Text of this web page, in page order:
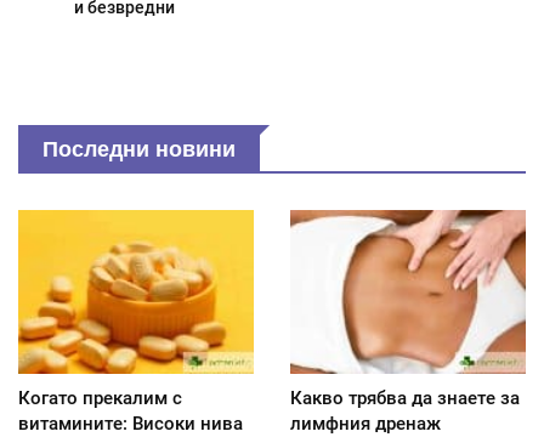
и безвредни
Последни новини
Когато прекалим с
витамините: Високи нива
Какво трябва да знаете за
лимфния дренаж